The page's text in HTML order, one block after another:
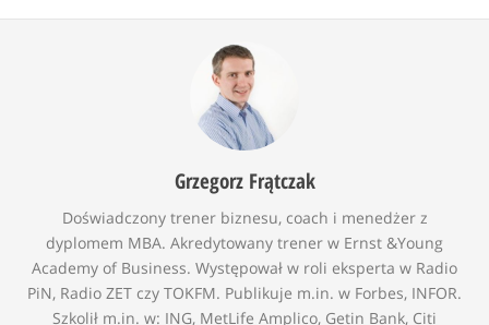
Grzegorz Frątczak
Doświadczony trener biznesu, coach i menedżer z
dyplomem MBA. Akredytowany trener w Ernst &Young
Academy of Business. Występował w roli eksperta w Radio
PiN, Radio ZET czy TOKFM. Publikuje m.in. w Forbes, INFOR.
Szkolił m.in. w: ING, MetLife Amplico, Getin Bank, Citi